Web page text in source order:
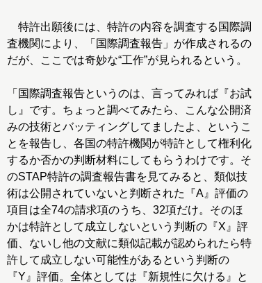
特許出願後には、特許の内容を調査する国際調
査機関により、「国際調査報告」が作成されるの
だが、ここでは奇妙な“工作”が見られるという。
「国際調査報告というのは、言ってみれば『お試
し』です。ちょっと調べてみたら、こんな公開済
みの技術とバッティングしてましたよ、というこ
とを報告し、各国の特許機関が特許として権利化
するか否かの判断材料にしてもらうわけです。そ
のSTAP特許の調査報告書を見てみると、類似技
術は公開されていないと判断された『A』評価の
項目は全74の請求項のうち、32項だけ。そのほ
かは特許として成立しないという判断の『X』評
価、ないし他の文献に類似記載が認められたら特
許して成立しない可能性があるという判断の
『Y』評価。全体としては『新規性に欠ける』と